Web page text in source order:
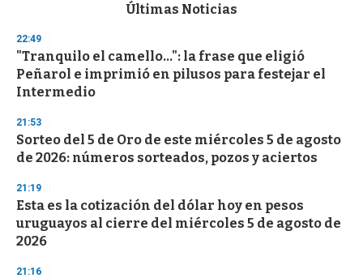
d
s
o
f
3
s
e
c
o
d
s
Últimas Noticias
22:49
"Tranquilo el camello...": la frase que eligió
Peñarol e imprimió en pilusos para festejar el
Intermedio
21:53
Sorteo del 5 de Oro de este miércoles 5 de agosto
de 2026: números sorteados, pozos y aciertos
21:19
Esta es la cotización del dólar hoy en pesos
uruguayos al cierre del miércoles 5 de agosto de
2026
21:16